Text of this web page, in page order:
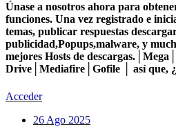
Únase a nosotros ahora para
funciones. Una vez registrado e
temas, publicar respuestas
publicidad,Popups,malware, y
mejores Hosts de
Drive│Mediafire│Gofile │ así que,
Acceder
26 Ago 2025